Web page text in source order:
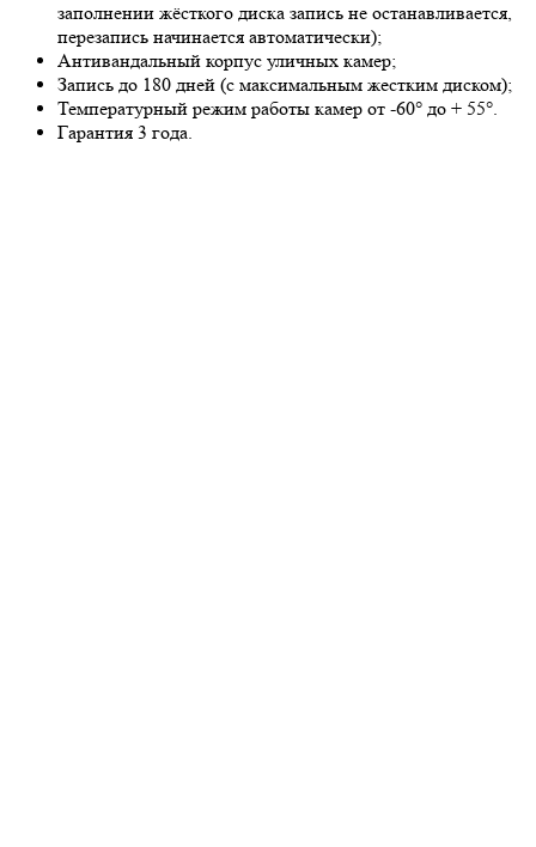
заполнении жёсткого диска запись не останавливается,
перезапись начинается автоматически);
Антивандальный корпус уличных камер;
Запись до 180 дней (с максимальным жестким диском);
Температурный режим работы камер от -60° до + 55°.
Гарантия 3 года.